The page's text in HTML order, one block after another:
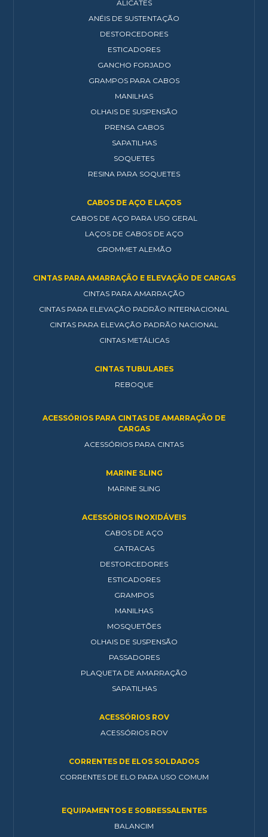
ALICATES
ANÉIS DE SUSTENTAÇÃO
DESTORCEDORES
ESTICADORES
GANCHO FORJADO
GRAMPOS PARA CABOS
MANILHAS
OLHAIS DE SUSPENSÃO
PRENSA CABOS
SAPATILHAS
SOQUETES
RESINA PARA SOQUETES
CABOS DE AÇO E LAÇOS
CABOS DE AÇO PARA USO GERAL
LAÇOS DE CABOS DE AÇO
GROMMET ALEMÃO
CINTAS PARA AMARRAÇÃO E ELEVAÇÃO DE CARGAS
CINTAS PARA AMARRAÇÃO
CINTAS PARA ELEVAÇÃO PADRÃO INTERNACIONAL
CINTAS PARA ELEVAÇÃO PADRÃO NACIONAL
CINTAS METÁLICAS
CINTAS TUBULARES
REBOQUE
ACESSÓRIOS PARA CINTAS DE AMARRAÇÃO DE
CARGAS
ACESSÓRIOS PARA CINTAS
MARINE SLING
MARINE SLING
ACESSÓRIOS INOXIDÁVEIS
CABOS DE AÇO
CATRACAS
DESTORCEDORES
ESTICADORES
GRAMPOS
MANILHAS
MOSQUETÕES
OLHAIS DE SUSPENSÃO
PASSADORES
PLAQUETA DE AMARRAÇÃO
SAPATILHAS
ACESSÓRIOS ROV
ACESSÓRIOS ROV
CORRENTES DE ELOS SOLDADOS
CORRENTES DE ELO PARA USO COMUM
EQUIPAMENTOS E SOBRESSALENTES
BALANCIM